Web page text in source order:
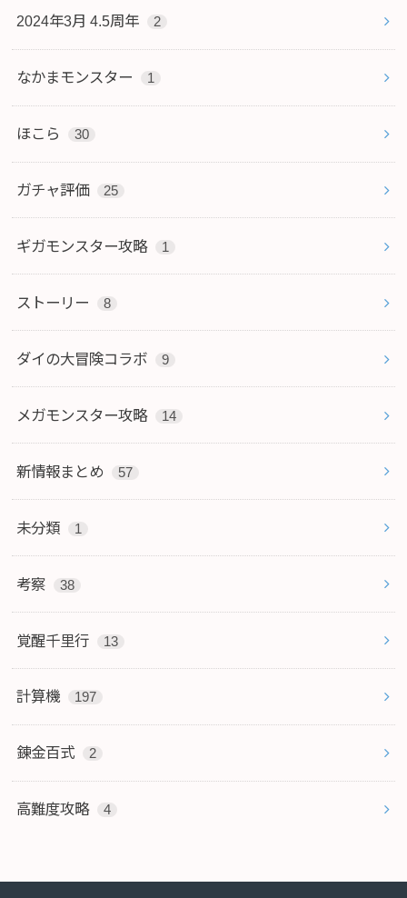
2024年3月 4.5周年 2
なかまモンスター 1
ほこら 30
ガチャ評価 25
ギガモンスター攻略 1
ストーリー 8
ダイの大冒険コラボ 9
メガモンスター攻略 14
新情報まとめ 57
未分類 1
考察 38
覚醒千里行 13
計算機 197
錬金百式 2
高難度攻略 4